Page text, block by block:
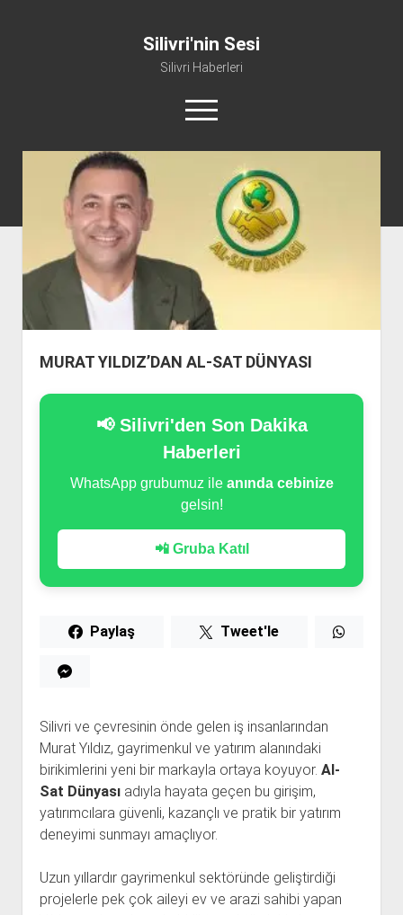
Silivri'nin Sesi
Silivri Haberleri
m
e
ü
Manifesto
Gündem
Haber
Spor
Künye ve İletişim
MURAT YILDIZ’DAN AL-SAT DÜNYASI
📢 Silivri'den Son Dakika
Haberleri
WhatsApp grubumuz ile anında cebinize
gelsin!
📲 Gruba Katıl
Paylaş Tweet'le
Silivri ve çevresinin önde gelen iş insanlarından
Murat Yıldız, gayrimenkul ve yatırım alanındaki
birikimlerini yeni bir markayla ortaya koyuyor. Al-
Sat Dünyasıadıyla hayata geçen bu girişim,
yatırımcılara güvenli, kazançlı ve pratik bir yatırım
deneyimi sunmayı amaçlıyor.
Uzun yıllardır gayrimenkul sektöründe geliştirdiği
projelerle pek çok aileyi ev ve arazi sahibi yapan